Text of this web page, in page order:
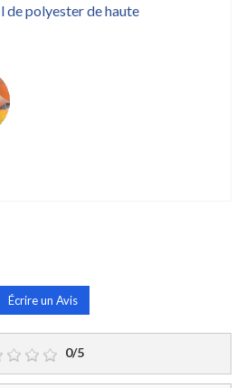
de polyester de haute
Écrire un Avis
0/5